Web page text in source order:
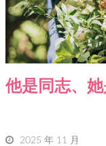
他是同志、
2025 年 11 月